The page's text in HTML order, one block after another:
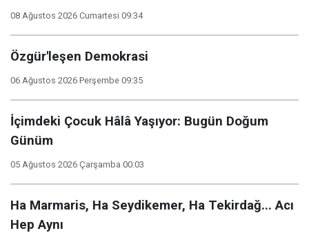
08 Ağustos 2026 Cumartesi 09:34
Özgür'leşen Demokrasi
06 Ağustos 2026 Perşembe 09:35
İçimdeki Çocuk Hâlâ Yaşıyor: Bugün Doğum
Günüm
05 Ağustos 2026 Çarşamba 00:03
Ha Marmaris, Ha Seydikemer, Ha Tekirdağ... Acı
Hep Aynı